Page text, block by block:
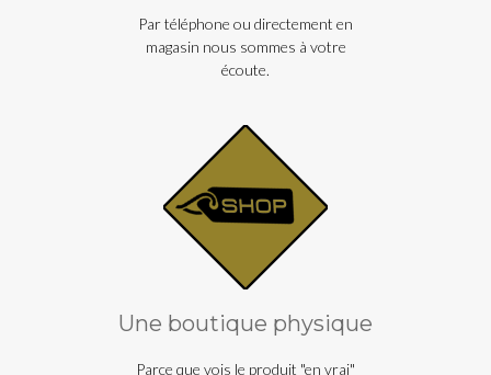
Par téléphone ou directement en
magasin nous sommes à votre
écoute.
Une boutique physique
Parce que vois le produit "en vrai"